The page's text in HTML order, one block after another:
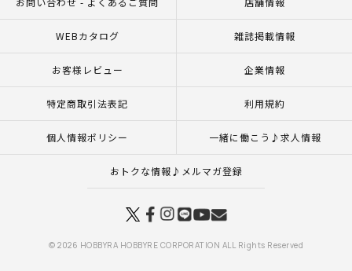
WEBカタログ 雑誌掲載情報
お客様レビュー 企業情報
特定商取引法表記 利用規約
個人情報ポリシー 一緒に働こう♪求人情報
おトクな情報♪メルマガ登録
© 2026 HOBBYRA HOBBYRE CORPORATION ALL Rights Reserved